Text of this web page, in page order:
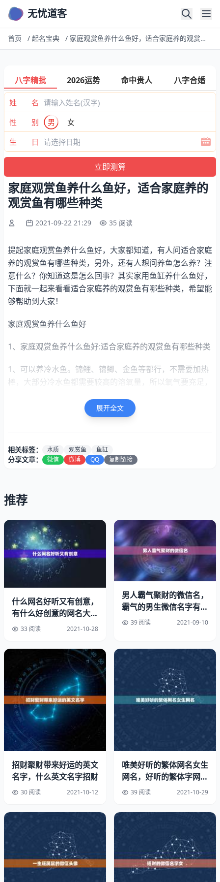
无忧道客
首页 / 起名宝典 / 家庭观赏鱼养什么鱼好，适合家庭养的观赏鱼有哪些种类
八字精批 2026运势 命中贵人 八字合婚
姓 名
性 别
男
女
生 日
家庭观赏鱼养什么鱼好，适合家庭养的
观赏鱼有哪些种类
2021-09-22 21:29 35 阅读
提起家庭观赏鱼养什么鱼好，大家都知道，有人问适合家庭
养的观赏鱼有哪些种类，另外，还有人想问养鱼怎么养？注
意什么？你知道这是怎么回事？其实家用鱼缸养什么鱼好，
下面就一起来看看适合家庭养的观赏鱼有哪些种类，希望能
够帮助到大家！
家庭观赏鱼养什么鱼好
1、家庭观赏鱼养什么鱼好:适合家庭养的观赏鱼有哪些种类
1、可以养冷水鱼。锦鲤、锦鲫、金鱼等都行，不需要加热
棒，大部分冷水鱼都需要较高的溶氧量，所以氧气要充足，
2、裸缸养较大型热带鱼。客厅养什么鱼风水好。
七彩，视觉效果很好，饲养难度一般，也不算麻烦。客厅鱼
缸的摆放图。
鹦鹉，好养，视觉效果也不错，尤其是血鹦鹉，但是能吃能
拉，要注意水质。
尖嘴鳄，喜欢猛鱼的可以养，非常生猛，比较好养。12种
最适合懒人养的鱼。
三间，三间、帝王三间，对水质要求不高，好养。适合家养
的观赏鱼。
招财，不能多养、同类之间会打架，好养。最值得养的观赏
其他的还有恐龙、反游猫、红尾猫、七星刀、花老虎、战船
等。
展开全文
相关标签： 水质 观赏鱼 鱼缸
分享文章： 微信 微博 QQ 复制链接
推荐
什么网名好听又有创意，
有什么好创意的网名大全
男生33 阅读 2021-10-28
男人霸气聚财的微信名，
霸气的男生微信名字有哪
些？39 阅读 2021-09-10
招财聚财带来好运的英文
名字，什么英文名字招财
30 阅读 2021-10-12
唯美好听的繁体网名女生
网名，好听的繁体字网名
女生39 阅读 2021-10-29